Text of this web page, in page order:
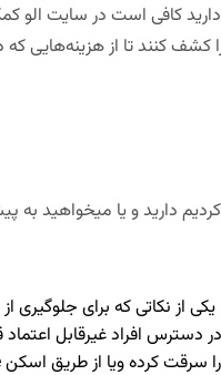
کافی است در سایت الو
کنند تا از هزینه‌هایی
دارید و یا می­خواهید به
از نکاتی که برای
افراد غیرقابل اعتماد